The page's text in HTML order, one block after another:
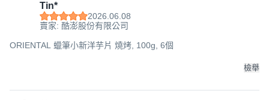
Tin*
2026.06.08
賣家: 酷澎股份有限公司
ORIENTAL 蠟筆小新洋芋片 燒烤, 100g, 6個
檢舉